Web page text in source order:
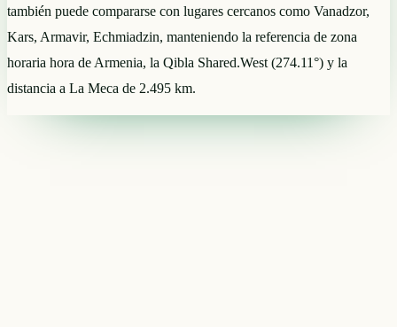
también puede compararse con lugares cercanos como Vanadzor,
Kars, Armavir, Echmiadzin, manteniendo la referencia de zona
horaria hora de Armenia, la Qibla Shared.West (274.11°) y la
distancia a La Meca de 2.495 km.